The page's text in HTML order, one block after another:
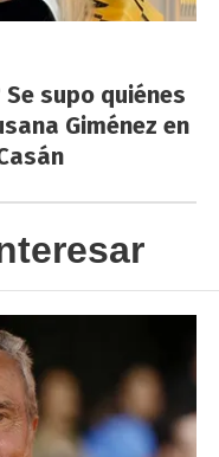
supo quiénes
Giménez en